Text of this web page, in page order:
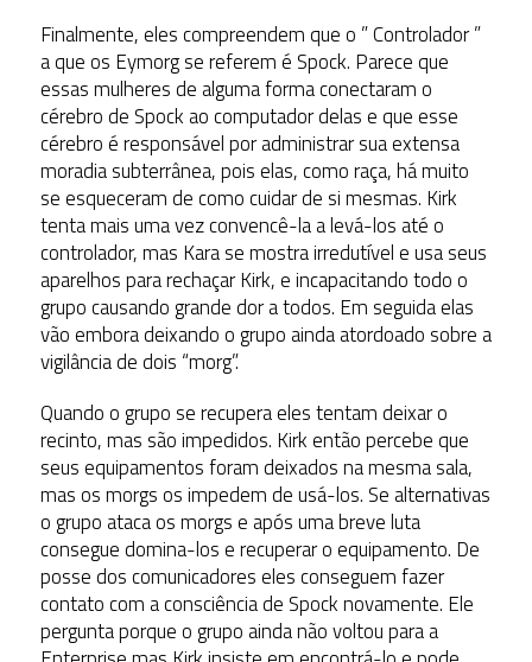
Finalmente, eles compreendem que o ” Controlador ”
a que os Eymorg se referem é Spock. Parece que
essas mulheres de alguma forma conectaram o
cérebro de Spock ao computador delas e que esse
cérebro é responsável por administrar sua extensa
moradia subterrânea, pois elas, como raça, há muito
se esqueceram de como cuidar de si mesmas. Kirk
tenta mais uma vez convencê-la a levá-los até o
controlador, mas Kara se mostra irredutível e usa seus
aparelhos para rechaçar Kirk, e incapacitando todo o
grupo causando grande dor a todos. Em seguida elas
vão embora deixando o grupo ainda atordoado sobre a
vigilância de dois “morg”.
Quando o grupo se recupera eles tentam deixar o
recinto, mas são impedidos. Kirk então percebe que
seus equipamentos foram deixados na mesma sala,
mas os morgs os impedem de usá-los. Se alternativas
o grupo ataca os morgs e após uma breve luta
consegue domina-los e recuperar o equipamento. De
posse dos comunicadores eles conseguem fazer
contato com a consciência de Spock novamente. Ele
pergunta porque o grupo ainda não voltou para a